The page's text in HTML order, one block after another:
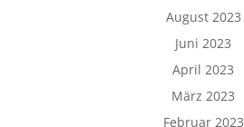
August 2023
Juni 2023
April 2023
März 2023
Februar 2023